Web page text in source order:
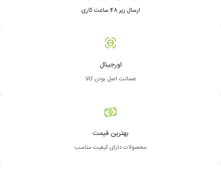
ارسال زیر 48 ساعت کاری
اورجینال
ضمانت اصل بودن کالا
بهترین قیمت
محصولات دارای کیفیت مناسب